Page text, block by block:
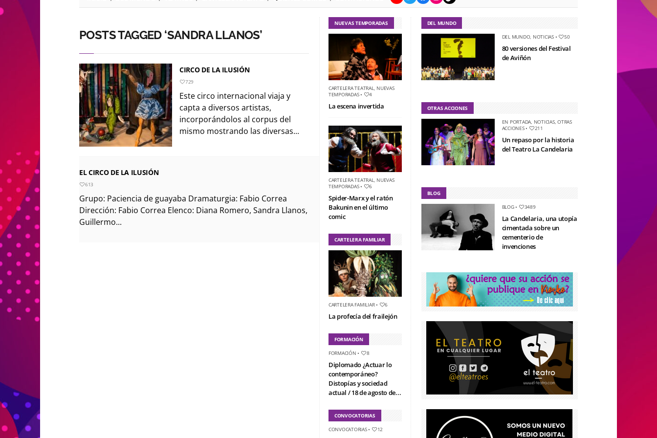
POSTS TAGGED ‘SANDRA LLANOS’
CIRCO DE LA ILUSIÓN
729
Este circo internacional viaja y
capta a diversos artistas,
incorporándolos al corpus del
mismo mostrando las diversas...
EL CIRCO DE LA ILUSIÓN
613
Grupo: Paciencia de guayaba Dramaturgia: Fabio Correa
Dirección: Fabio Correa Elenco: Diana Romero, Sandra Llanos,
Guillermo...
NUEVAS TEMPORADAS
CARTELERA TEATRAL, NUEVAS
TEMPORADAS• 4
La escena invertida
CARTELERA TEATRAL, NUEVAS
TEMPORADAS• 6
Spider-Marx y el ratón
Bakunin en el último
comic
CARTELERA FAMILIAR
CARTELERA FAMILIAR• 6
La profecía del frailejón
FORMACIÓN
FORMACIÓN • 8
Diplomado ¿Actuar lo
contemporáneo?
Distopías y sociedad
actual / 18 de agosto de...
CONVOCATORIAS
CONVOCATORIAS• 12
DEL MUNDO
DEL MUNDO, NOTICIAS• 50
80 versiones del Festival
de Aviñón
OTRAS ACCIONES
EN PORTADA, NOTICIAS,OTRAS
ACCIONES• 211
Un repaso por la historia
del Teatro La Candelaria
BLOG
BLOG• 3489
La Candelaria, una utopía
cimentada sobre un
cementerio de
invenciones